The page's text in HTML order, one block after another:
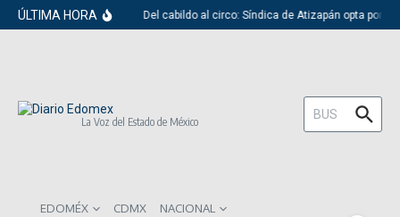
Saltar al contenido
ÚLTIMA HORA Del cabildo al circo: Síndica de Atizapán opta por
La Voz del Estado de México
Buscar:
EDOMÉX CDMX
NACIONAL